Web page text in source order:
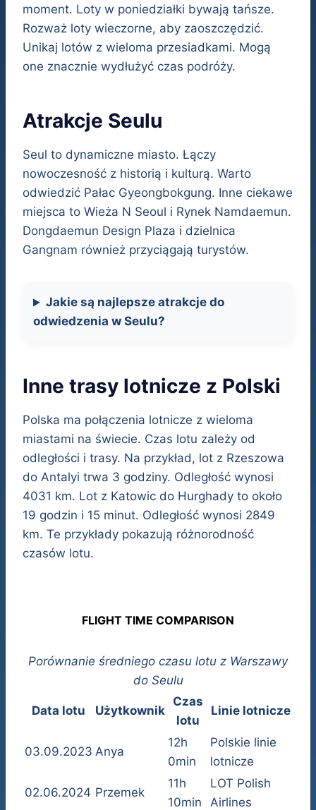
moment. Loty w poniedziałki bywają tańsze.
Rozważ loty wieczorne, aby zaoszczędzić.
Unikaj lotów z wieloma przesiadkami. Mogą
one znacznie wydłużyć czas podróży.
Atrakcje Seulu
Seul to dynamiczne miasto. Łączy
nowoczesność z historią i kulturą. Warto
odwiedzić Pałac Gyeongbokgung. Inne ciekawe
miejsca to Wieża N Seoul i Rynek Namdaemun.
Dongdaemun Design Plaza i dzielnica
Gangnam również przyciągają turystów.
Jakie są najlepsze atrakcje do
odwiedzenia w Seulu?
Inne trasy lotnicze z Polski
Polska ma połączenia lotnicze z wieloma
miastami na świecie. Czas lotu zależy od
odległości i trasy. Na przykład, lot z Rzeszowa
do Antalyi trwa 3 godziny. Odległość wynosi
4031 km. Lot z Katowic do Hurghady to około
19 godzin i 15 minut. Odległość wynosi 2849
km. Te przykłady pokazują różnorodność
czasów lotu.
FLIGHT TIME COMPARISON
Porównanie średniego czasu lotu z Warszawy
do Seulu
Data lotu Użytkownik
Czas
lotu
Linie lotnicze
03.09.2023 Anya
12h
0min
Polskie linie
lotnicze
02.06.2024 Przemek
11h
10min
LOT Polish
Airlines